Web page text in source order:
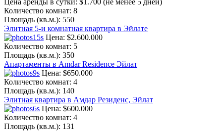
Количество комнат: 8
Площадь (кв.м.): 550
Элитная 5-и комнатная квартира в Эйлате
Цена: $2.600.000
Количество комнат: 5
Площадь (кв.м.): 350
Апартаменты в Amdar Residence Эйлат
Цена: $650.000
Количество комнат: 4
Площадь (кв.м.): 140
Элитная квартира в Амдар Резиденс, Эйлат
Цена: $600.000
Количество комнат: 4
Площадь (кв.м.): 131